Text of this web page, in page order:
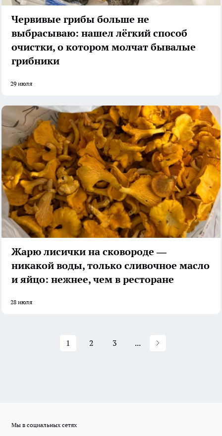
Червивые грибы больше не
выбрасываю: нашел лёгкий способ
очистки, о котором молчат бывалые
грибники
29 июля
Жарю лисички на сковороде —
никакой воды, только сливочное масло
и яйцо: нежнее, чем в ресторане
28 июля
1 2 3 ...
Мы в социальных сетях